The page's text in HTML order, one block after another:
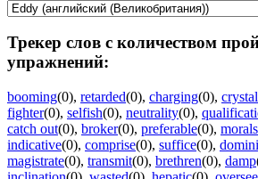
Трекер слов с количеством
упражнений:
booming(0), retarded(0), charging(0),
fighter(0), selfish(0), neutrality(0),
catch out(0), broker(0), preferable(0), morals
indicative(0), comprise(0), suffice(0),
magistrate(0), transmit(0), brethren(0), damp